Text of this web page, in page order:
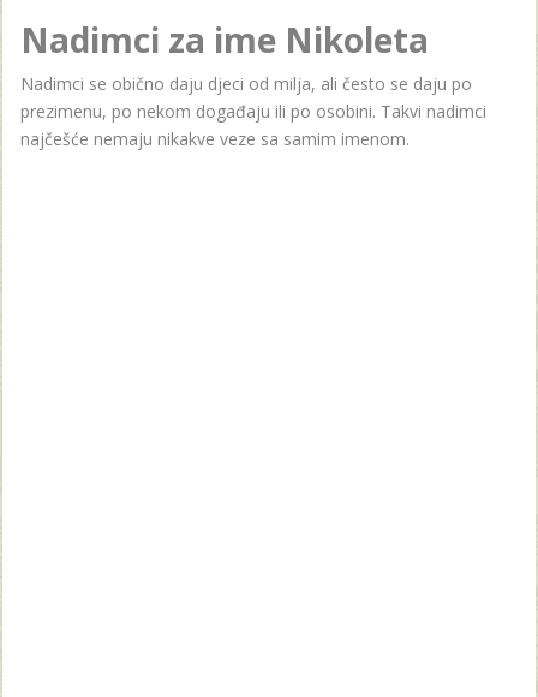
Nadimci za ime Nikoleta
Nadimci se obično daju djeci od milja, ali često se daju po
prezimenu, po nekom događaju ili po osobini. Takvi nadimci
najčešće nemaju nikakve veze sa samim imenom.